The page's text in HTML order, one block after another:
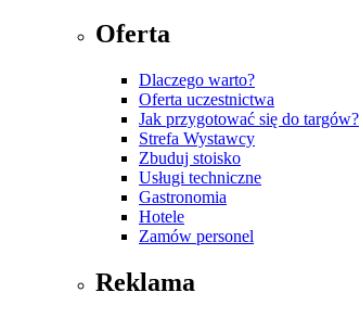
Oferta
Dlaczego warto?
Oferta uczestnictwa
Jak przygotować się do targów?
Strefa Wystawcy
Zbuduj stoisko
Usługi techniczne
Gastronomia
Hotele
Zamów personel
Reklama